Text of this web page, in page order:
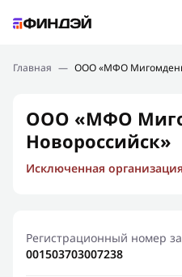
Подбор займа
Новости
Финансовое просвещение
Главная — ООО «МФО
ООО «МФО
Новороссийск»
Исключенная организация
Регистрационный номер
001503703007238
Ошибка:Контактная
Спасибо, что написали
Мы свяжемся с Вами в
результат
Отправить